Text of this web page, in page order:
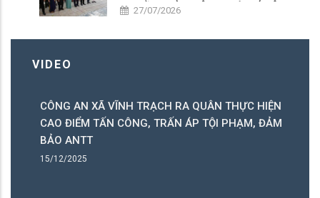
50 PHẦN QUÀ TRI ÂN NGƯỜI CÓ CÔNG
27/07/2026
VIDEO
CÔNG AN XÃ VĨNH TRẠCH RA QUÂN THỰC HIỆN
CAO ĐIỂM TẤN CÔNG, TRẤN ÁP TỘI PHẠM, ĐẢM
BẢO ANTT
15/12/2025